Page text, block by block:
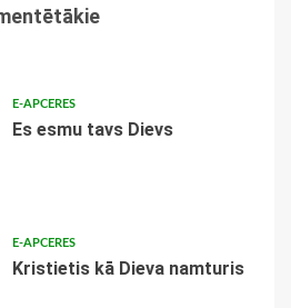
E-APCERES
Es esmu tavs Dievs
E-APCERES
Kristietis kā Dieva namturis